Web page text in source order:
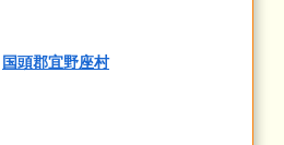
国頭郡宜野座村